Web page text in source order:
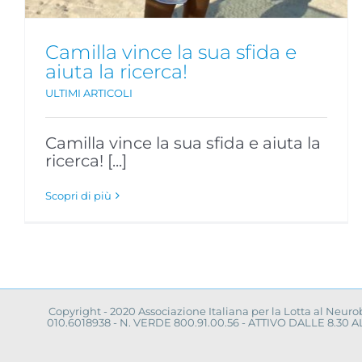
Camilla vince la sua sfida e
aiuta la ricerca!
ULTIMI ARTICOLI
Camilla vince la sua sfida e aiuta la
ricerca! [...]
Scopri di più
Copyright - 2020 Associazione Italiana per la Lotta al
010.6018938 - N. VERDE 800.91.00.56 - ATTIVO DALLE 8.30